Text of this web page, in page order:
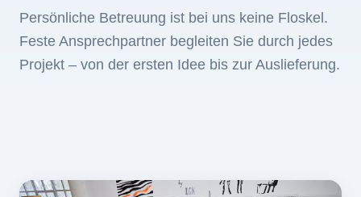
Persönliche Betreuung ist bei uns keine Floskel.
Feste Ansprechpartner begleiten Sie durch jedes
Projekt – von der ersten Idee bis zur Auslieferung.